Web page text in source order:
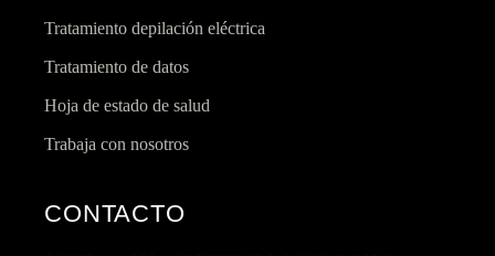
Tratamiento depilación eléctrica
Tratamiento de datos
Hoja de estado de salud
Trabaja con nosotros
CONTACTO